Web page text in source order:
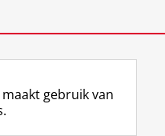
gebruik van